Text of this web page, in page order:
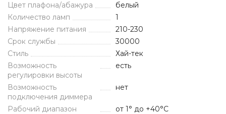
Цвет плафона/абажура
белый
Количество ламп
1
Напряжение питания
210-230
Срок службы
30000
Стиль
Хай-тек
Возможность
регулировки высоты
есть
Возможность
подключения диммера
нет
Рабочий диапазон
от 1° до +40°С